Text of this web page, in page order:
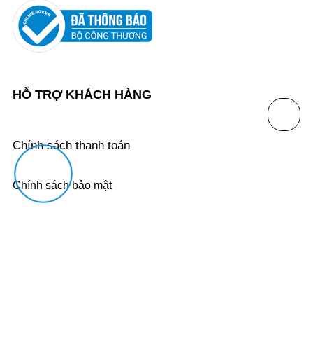
HỖ TRỢ KHÁCH HÀNG
Chính sách thanh toán
Chính sách bảo mật